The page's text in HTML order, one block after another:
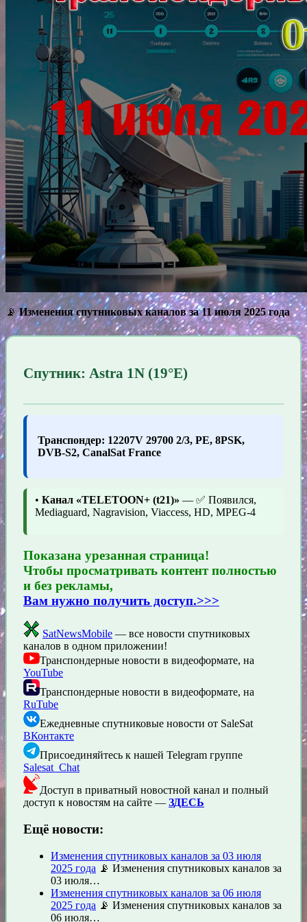
📡Изменения спутниковых каналов за 11 июля 2025 года
Спутник: Astra 1N (19°E)
Транспондер: 12207V 29700 2/3, PE, 8PSK,
DVB-S2, CanalSat France
• Канал «TELETOON+ (t21)» — ✅ Появился,
Mediaguard, Nagravision, Viaccess, HD, MPEG-4
Показана урезанная страница!
Чтобы просматривать контент полностью
и без рекламы,
Вам нужно получить доступ.>>>
SatNewsMobile — все новости спутниковых
каналов в одном приложении!
Транспондерные новости в видеоформате, на
YouTube
Транспондерные новости в видеоформате, на
RuTube
Ежедневные спутниковые новости от SaleSat
ВКонтакте
Присоединяйтесь к нашей Telegram группе
Salesat_Chat
Доступ в приватный новостной канал и полный
доступ к новостям на сайте — ЗДЕСЬ
Ещё новости:
Изменения спутниковых каналов за 03 июля
2025 года 📡 Изменения спутниковых каналов за
03 июля…
Изменения спутниковых каналов за 06 июля
2025 года 📡 Изменения спутниковых каналов за
06 июля…